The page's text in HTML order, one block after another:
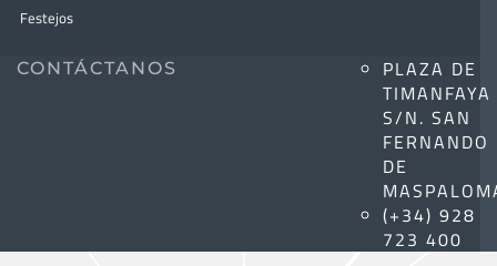
Festejos
CONTÁCTANOS
PLAZA DE
TIMANFAYA
S/N. SAN
FERNANDO
DE
(+34) 928
723 400